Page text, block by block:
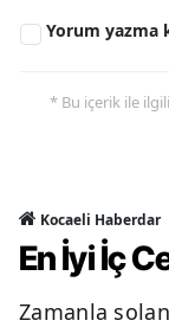
Yorum yazma
* Bu içerik ile
Kocaeli Haberdar
En İyi İç
Zamanla